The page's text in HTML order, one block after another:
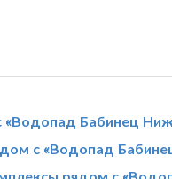
«Водопад Бабинец
с «Водопад
рядом с